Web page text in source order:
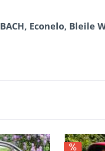
Econelo, Bleile